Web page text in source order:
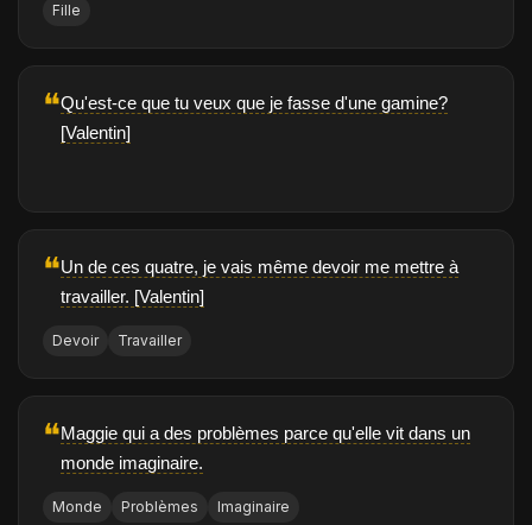
Fille
❝Qu'est-ce que tu veux que je fasse d'une gamine?
[Valentin]
❝Un de ces quatre, je vais même devoir me mettre à
travailler. [Valentin]
Devoir Travailler
❝Maggie qui a des problèmes parce qu'elle vit dans un
monde imaginaire.
Monde Problèmes Imaginaire